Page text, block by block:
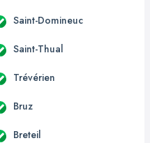
Saint-Domineuc
Saint-Thual
Trévérien
Bruz
Breteil